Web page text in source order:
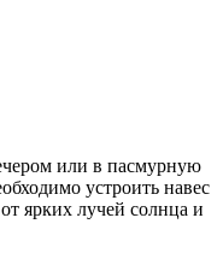
или в пасмурную
устроить навес
ярких лучей солнца и